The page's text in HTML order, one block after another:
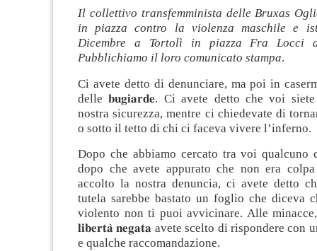
Il collettivo transfemminista delle Bruxas
in piazza contro la violenza maschile e
Dicembre a Tortolì in piazza Fra Locci
Pubblichiamo il loro comunicato stampa.
Ci avete detto di denunciare, ma poi in
delle 𝐛𝐮𝐠𝐢𝐚𝐫𝐝𝐞. Ci avete detto che voi
nostra sicurezza, mentre ci chiedevate di
o sotto il tetto di chi ci faceva vivere l’inferno.
Dopo che abbiamo cercato tra voi qualcuno
dopo che avete appurato che non era
accolto la nostra denuncia, ci avete detto
tutela sarebbe bastato un foglio che diceva
violento non ti puoi avvicinare. Alle
𝐥𝐢𝐛𝐞𝐫𝐭𝐚̀ 𝐧𝐞𝐠𝐚𝐭𝐚 avete scelto di rispondere con
e qualche raccomandazione.